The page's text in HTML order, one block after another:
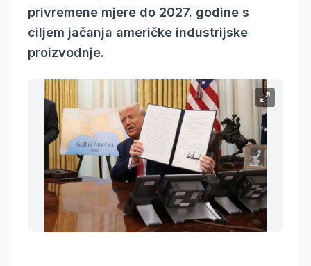
privremene mjere do 2027. godine s
ciljem jačanja američke industrijske
proizvodnje.